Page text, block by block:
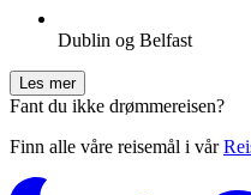
Dublin og Belfast
Les mer
Fant du ikke drømmereisen?
Finn alle våre reisemål i vår